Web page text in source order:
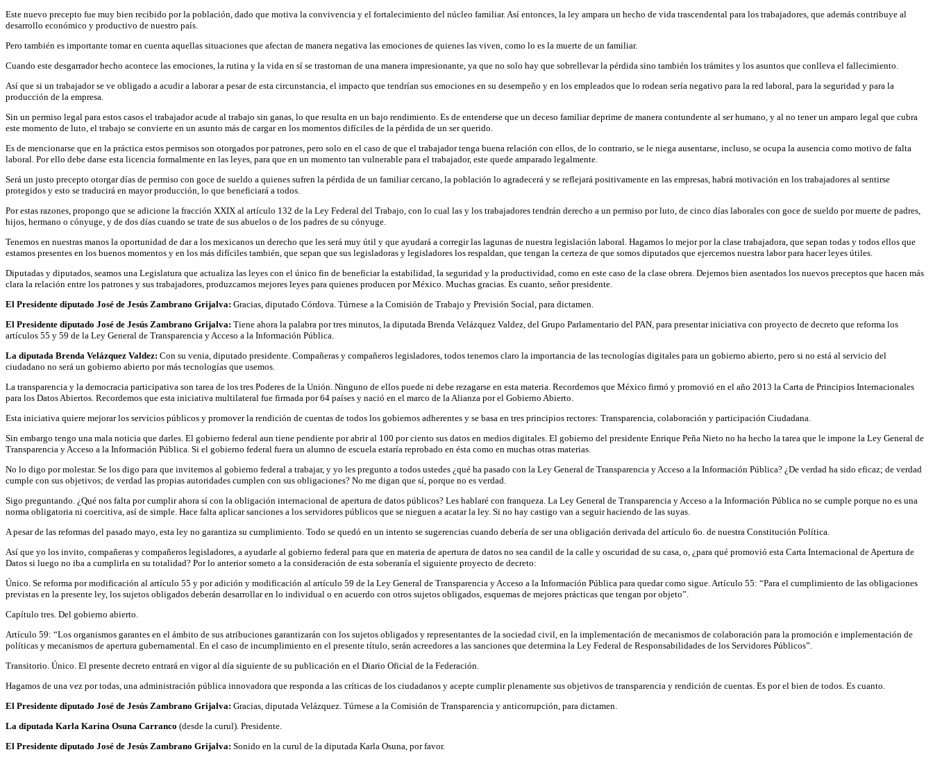
Este nuevo precepto fue muy bien recibido por la población, dado que motiva la convivencia y el fortalecimiento del núcleo familiar. Así entonces, la ley ampara un hecho de vida trascendental para los trabajadores, que además contribuye al
desarrollo económico y productivo de nuestro país.
Pero también es importante tomar en cuenta aquellas situaciones que afectan de manera negativa las emociones de quienes las viven, como lo es la muerte de un familiar.
Cuando este desgarrador hecho acontece las emociones, la rutina y la vida en sí se trastornan de una manera impresionante, ya que no solo hay que sobrellevar la pérdida sino también los trámites y los asuntos que conlleva el fallecimiento.
Así que si un trabajador se ve obligado a acudir a laborar a pesar de esta circunstancia, el impacto que tendrían sus emociones en su desempeño y en los empleados que lo rodean sería negativo para la red laboral, para la seguridad y para la
producción de la empresa.
Sin un permiso legal para estos casos el trabajador acude al trabajo sin ganas, lo que resulta en un bajo rendimiento. Es de entenderse que un deceso familiar deprime de manera contundente al ser humano, y al no tener un amparo legal que cubra
este momento de luto, el trabajo se convierte en un asunto más de cargar en los momentos difíciles de la pérdida de un ser querido.
Es de mencionarse que en la práctica estos permisos son otorgados por patrones, pero solo en el caso de que el trabajador tenga buena relación con ellos, de lo contrario, se le niega ausentarse, incluso, se ocupa la ausencia como motivo de falta
laboral. Por ello debe darse esta licencia formalmente en las leyes, para que en un momento tan vulnerable para el trabajador, este quede amparado legalmente.
Será un justo precepto otorgar días de permiso con goce de sueldo a quienes sufren la pérdida de un familiar cercano, la población lo agradecerá y se reflejará positivamente en las empresas, habrá motivación en los trabajadores al sentirse
protegidos y esto se traducirá en mayor producción, lo que beneficiará a todos.
Por estas razones, propongo que se adicione la fracción XXIX al artículo 132 de la Ley Federal del Trabajo, con lo cual las y los trabajadores tendrán derecho a un permiso por luto, de cinco días laborales con goce de sueldo por muerte de padres,
hijos, hermano o cónyuge, y de dos días cuando se trate de sus abuelos o de los padres de su cónyuge.
Tenemos en nuestras manos la oportunidad de dar a los mexicanos un derecho que les será muy útil y que ayudará a corregir las lagunas de nuestra legislación laboral. Hagamos lo mejor por la clase trabajadora, que sepan todas y todos ellos que
estamos presentes en los buenos momentos y en los más difíciles también, que sepan que sus legisladoras y legisladores los respaldan, que tengan la certeza de que somos diputados que ejercemos nuestra labor para hacer leyes útiles.
Diputadas y diputados, seamos una Legislatura que actualiza las leyes con el único fin de beneficiar la estabilidad, la seguridad y la productividad, como en este caso de la clase obrera. Dejemos bien asentados los nuevos preceptos que hacen más
clara la relación entre los patrones y sus trabajadores, produzcamos mejores leyes para quienes producen por México. Muchas gracias. Es cuanto, señor presidente.
El Presidente diputado José de Jesús Zambrano Grijalva: Gracias, diputado Córdova. Túrnese a la Comisión de Trabajo y Previsión Social, para dictamen.
El Presidente diputado José de Jesús Zambrano Grijalva: Tiene ahora la palabra por tres minutos, la diputada Brenda Velázquez Valdez, del Grupo Parlamentario del PAN, para presentar iniciativa con proyecto de decreto que reforma los
artículos 55 y 59 de la Ley General de Transparencia y Acceso a la Información Pública.
La diputada Brenda Velázquez Valdez: Con su venia, diputado presidente. Compañeras y compañeros legisladores, todos tenemos claro la importancia de las tecnologías digitales para un gobierno abierto, pero si no está al servicio del
ciudadano no será un gobierno abierto por más tecnologías que usemos.
La transparencia y la democracia participativa son tarea de los tres Poderes de la Unión. Ninguno de ellos puede ni debe rezagarse en esta materia. Recordemos que México firmó y promovió en el año 2013 la Carta de Principios Internacionales
para los Datos Abiertos. Recordemos que esta iniciativa multilateral fue firmada por 64 países y nació en el marco de la Alianza por el Gobierno Abierto.
Esta iniciativa quiere mejorar los servicios públicos y promover la rendición de cuentas de todos los gobiernos adherentes y se basa en tres principios rectores: Transparencia, colaboración y participación Ciudadana.
Sin embargo tengo una mala noticia que darles. El gobierno federal aun tiene pendiente por abrir al 100 por ciento sus datos en medios digitales. El gobierno del presidente Enrique Peña Nieto no ha hecho la tarea que le impone la Ley General de
Transparencia y Acceso a la Información Pública. Si el gobierno federal fuera un alumno de escuela estaría reprobado en ésta como en muchas otras materias.
No lo digo por molestar. Se los digo para que invitemos al gobierno federal a trabajar, y yo les pregunto a todos ustedes ¿qué ha pasado con la Ley General de Transparencia y Acceso a la Información Pública? ¿De verdad ha sido eficaz; de verdad
cumple con sus objetivos; de verdad las propias autoridades cumplen con sus obligaciones? No me digan que sí, porque no es verdad.
Sigo preguntando. ¿Qué nos falta por cumplir ahora sí con la obligación internacional de apertura de datos públicos? Les hablaré con franqueza. La Ley General de Transparencia y Acceso a la Información Pública no se cumple porque no es una
norma obligatoria ni coercitiva, así de simple. Hace falta aplicar sanciones a los servidores públicos que se nieguen a acatar la ley. Si no hay castigo van a seguir haciendo de las suyas.
A pesar de las reformas del pasado mayo, esta ley no garantiza su cumplimiento. Todo se quedó en un intento se sugerencias cuando debería de ser una obligación derivada del artículo 6o. de nuestra Constitución Política.
Así que yo los invito, compañeras y compañeros legisladores, a ayudarle al gobierno federal para que en materia de apertura de datos no sea candil de la calle y oscuridad de su casa, o, ¿para qué promovió esta Carta Internacional de Apertura de
Datos si luego no iba a cumplirla en su totalidad? Por lo anterior someto a la consideración de esta soberanía el siguiente proyecto de decreto:
Único. Se reforma por modificación al artículo 55 y por adición y modificación al artículo 59 de la Ley General de Transparencia y Acceso a la Información Pública para quedar como sigue. Artículo 55: “Para el cumplimiento de las obligaciones
previstas en la presente ley, los sujetos obligados deberán desarrollar en lo individual o en acuerdo con otros sujetos obligados, esquemas de mejores prácticas que tengan por objeto”.
Capítulo tres. Del gobierno abierto.
Artículo 59: “Los organismos garantes en el ámbito de sus atribuciones garantizarán con los sujetos obligados y representantes de la sociedad civil, en la implementación de mecanismos de colaboración para la promoción e implementación de
políticas y mecanismos de apertura gubernamental. En el caso de incumplimiento en el presente título, serán acreedores a las sanciones que determina la Ley Federal de Responsabilidades de los Servidores Públicos”.
Transitorio. Único. El presente decreto entrará en vigor al día siguiente de su publicación en el Diario Oficial de la Federación.
Hagamos de una vez por todas, una administración pública innovadora que responda a las críticas de los ciudadanos y acepte cumplir plenamente sus objetivos de transparencia y rendición de cuentas. Es por el bien de todos. Es cuanto.
El Presidente diputado José de Jesús Zambrano Grijalva: Gracias, diputada Velázquez. Túrnese a la Comisión de Transparencia y anticorrupción, para dictamen.
La diputada Karla Karina Osuna Carranco (desde la curul). Presidente.
El Presidente diputado José de Jesús Zambrano Grijalva: Sonido en la curul de la diputada Karla Osuna, por favor.